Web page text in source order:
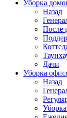
Уборка
Назад
После
Дачи
Уборка
Назад